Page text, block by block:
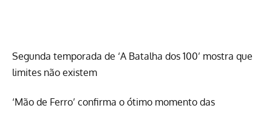
Segunda temporada de ‘A Batalha dos 100’ mostra que
limites não existem
‘Mão de Ferro’ confirma o ótimo momento das